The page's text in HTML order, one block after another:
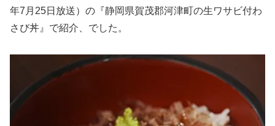
年7月25日放送）の『静岡県賀茂郡河津町の生ワサビ付わ
さび丼』で紹介、でした。